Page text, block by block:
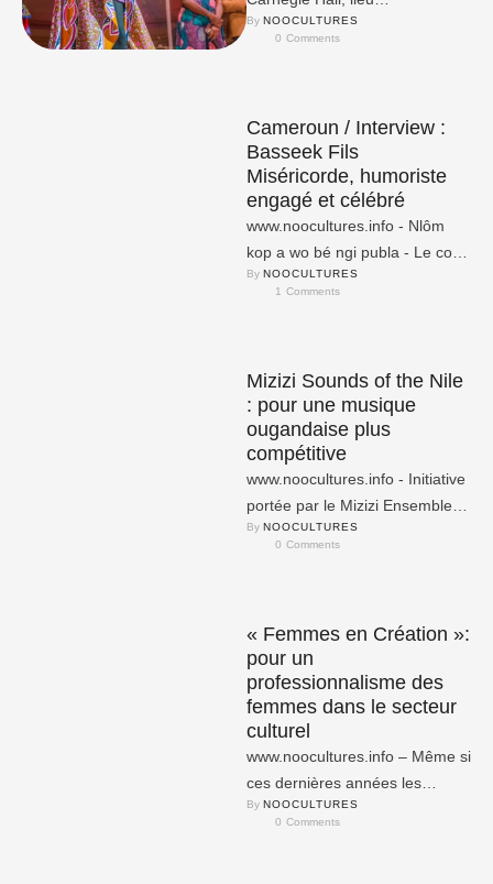
emblématique de la ville de
By NOOCULTURES
0 Comments
Cameroun / Interview :
Basseek Fils
Miséricorde, humoriste
engagé et célébré
www.noocultures.info - Nlôm
kop a wo bé ngi publa - Le coq
se débat toujours quand il est
By NOOCULTURES
1 Comments
Mizizi Sounds of the Nile
: pour une musique
ougandaise plus
compétitive
www.noocultures.info - Initiative
portée par le Mizizi Ensemble,
Mizizi Sounds of the Nile
By NOOCULTURES
0 Comments
« Femmes en Création »:
pour un
professionnalisme des
femmes dans le secteur
culturel
www.noocultures.info – Même si
ces dernières années les
femmes se font de plus en plus
By NOOCULTURES
0 Comments